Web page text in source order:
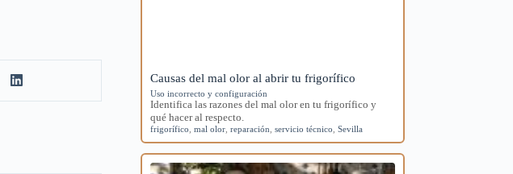
Causas del mal olor al abrir tu frigorífico
Uso incorrecto y configuración
Identifica las razones del mal olor en tu frigorífico y
qué hacer al respecto.
frigorífico ,mal olor ,reparación ,servicio técnico ,Sevilla